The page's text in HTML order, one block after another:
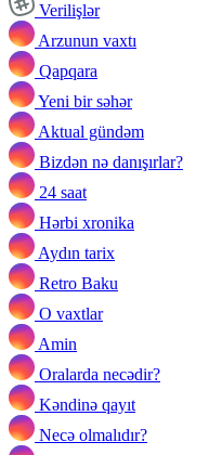
Verilişlər
Arzunun vaxtı
Qapqara
Yeni bir səhər
Aktual gündəm
Bizdən nə danışırlar?
24 saat
Hərbi xronika
Aydın tarix
Retro Baku
O vaxtlar
Amin
Oralarda necədir?
Kəndinə qayıt
Necə olmalıdır?